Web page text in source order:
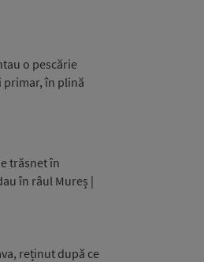
o pescărie
în plină
trăsnet în
în râul Mureș |
reținut după ce